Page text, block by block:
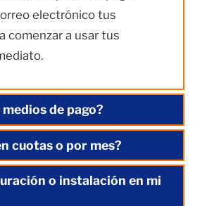
electrónico tus
comenzar a usar tus
de pago?
cuotas o por mes?
o instalación en mi